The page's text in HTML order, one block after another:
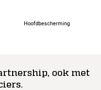
Hoofdbescherming
ook met